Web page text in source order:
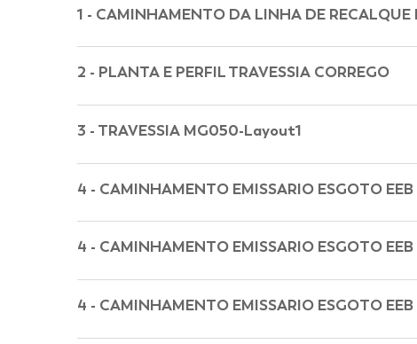
1 - CAMINHAMENTO DA LINHA DE
2 - PLANTA E PERFIL TRAVESSIA CORREGO
3 - TRAVESSIA MG050-Layout1
4 - CAMINHAMENTO EMISSARIO ESGOTO
4 - CAMINHAMENTO EMISSARIO ESGOTO
4 - CAMINHAMENTO EMISSARIO ESGOTO